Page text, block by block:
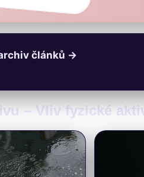
článků →
– Vliv fyzické